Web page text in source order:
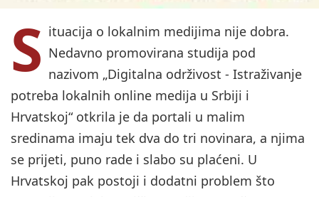
S ituacija o lokalnim medijima nije dobra.
Nedavno promovirana studija pod
nazivom „Digitalna održivost - Istraživanje
potreba lokalnih online medija u Srbiji i
Hrvatskoj“ otkrila je da portali u malim
sredinama imaju tek dva do tri novinara, a njima
se prijeti, puno rade i slabo su plaćeni. U
Hrvatskoj pak postoji i dodatni problem što